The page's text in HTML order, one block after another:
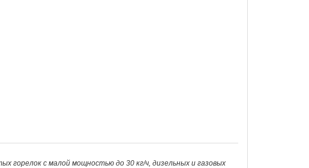
горелок с малой мощностью до 30 кг/ч, дизельных и газовых